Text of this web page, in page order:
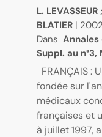
L. LEVASSEUR ;
BLATIER | 2002
Dans Annales
Suppl. au
FRANÇAIS :
fondée sur
médicaux
françaises et
à juillet 1997,